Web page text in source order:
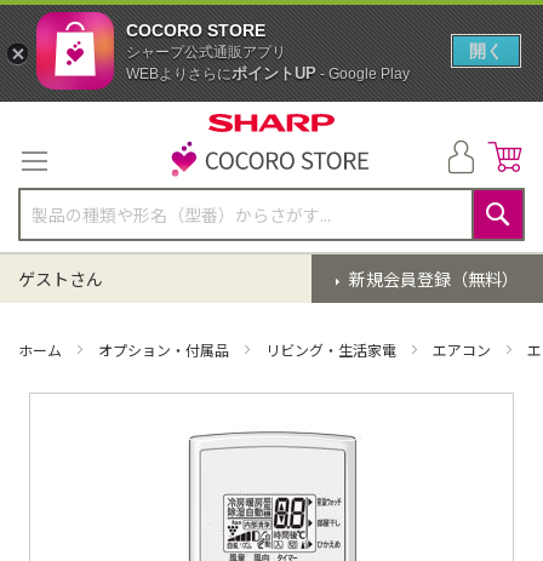
テ
ン
ツ
に
ス
キ
ッ
検
索
新規会員登録（無料）
ゲストさん
ホーム オプション・付属品 リビング・生活家電 エアコン
COCORO STORE
シャープ公式通販アプリ
WEBよりさらにポイントUP- Google Play
開く